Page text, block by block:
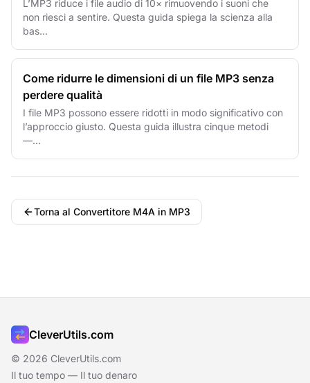
L’MP3 riduce i file audio di 10× rimuovendo i suoni che
non riesci a sentire. Questa guida spiega la scienza alla
bas...
Come ridurre le dimensioni di un file MP3 senza
perdere qualità
I file MP3 possono essere ridotti in modo significativo con
l’approccio giusto. Questa guida illustra cinque metodi
—...
Torna al Convertitore M4A in MP3
CleverUtils.com
© 2026 CleverUtils.com
Il tuo tempo — Il tuo denaro